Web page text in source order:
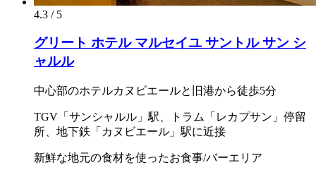
4.3 / 5
グリート ホテル マルセイユ サントル サン シ
ャルル
中心部のホテルカヌビエールと旧港から徒歩5分
TGV「サンシャルル」駅、トラム「レカプサン」停留
所、地下鉄「カヌビエール」駅に近接
新鮮な地元の食材を使ったお食事/バーエリア